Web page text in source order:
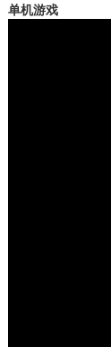
单机游戏